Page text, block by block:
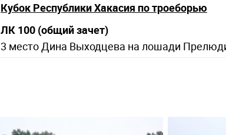
Кубок Республики Хакасия по троеборью
ЛК 100 (общий зачет)
3 место Дина Выходцева на лошади